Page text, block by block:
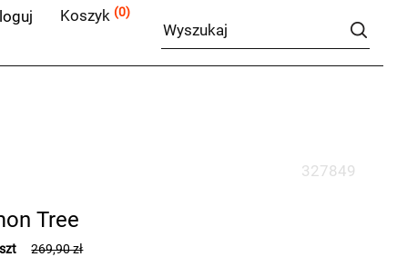
Koszyk (0)
Tree
327849
269,90 zł